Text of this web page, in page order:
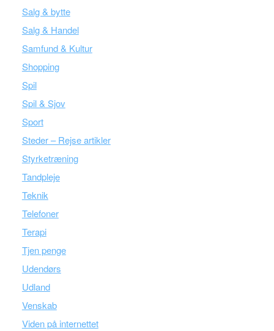
Salg & bytte
Salg & Handel
Samfund & Kultur
Shopping
Spil
Spil & Sjov
Sport
Steder – Rejse artikler
Styrketræning
Tandpleje
Teknik
Telefoner
Terapi
Tjen penge
Udendørs
Udland
Venskab
Viden på internettet